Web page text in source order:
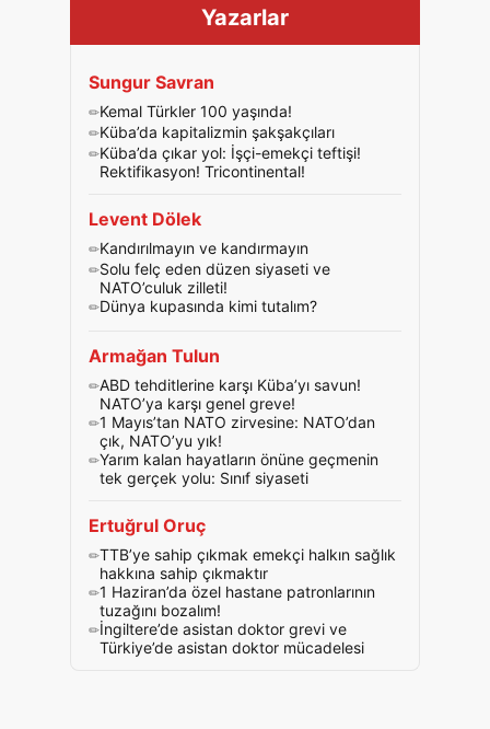
Yazarlar
Sungur Savran
Kemal Türkler 100 yaşında!
Küba’da kapitalizmin şakşakçıları
Küba’da çıkar yol: İşçi-emekçi teftişi!
Rektifikasyon! Tricontinental!
Levent Dölek
Kandırılmayın ve kandırmayın
Solu felç eden düzen siyaseti ve
NATO’culuk zilleti!
Dünya kupasında kimi tutalım?
Armağan Tulun
ABD tehditlerine karşı Küba’yı savun!
NATO’ya karşı genel greve!
1 Mayıs’tan NATO zirvesine: NATO’dan
çık, NATO’yu yık!
Yarım kalan hayatların önüne geçmenin
tek gerçek yolu: Sınıf siyaseti
Ertuğrul Oruç
TTB’ye sahip çıkmak emekçi halkın sağlık
hakkına sahip çıkmaktır
1 Haziran’da özel hastane patronlarının
tuzağını bozalım!
İngiltere’de asistan doktor grevi ve
Türkiye’de asistan doktor mücadelesi